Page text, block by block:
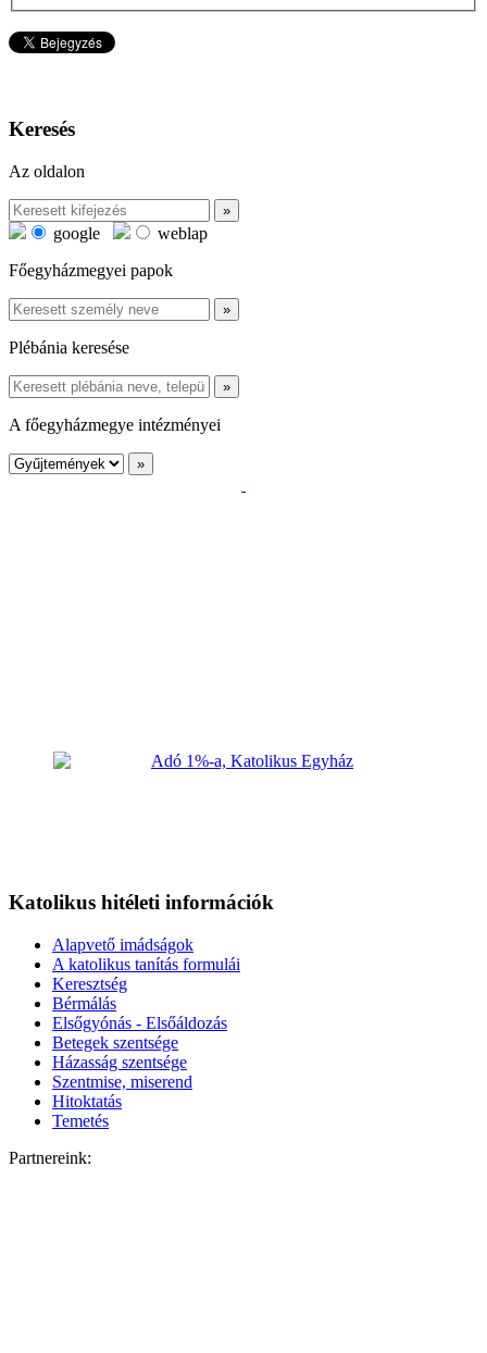
Keresés
Az oldalon
google
weblap
Főegyházmegyei papok
Plébánia keresése
A főegyházmegye intézményei
Katolikus hitéleti információk
Alapvető imádságok
A katolikus tanítás formulái
Keresztség
Bérmálás
Elsőgyónás - Elsőáldozás
Betegek szentsége
Házasság szentsége
Szentmise, miserend
Hitoktatás
Temetés
Partnereink: